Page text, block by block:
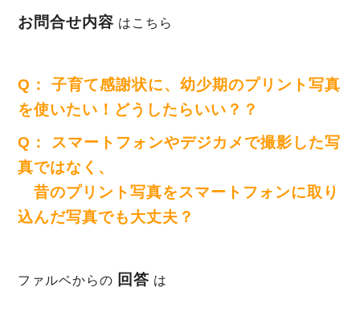
お問合せ内容 はこちら
Q： 子育て感謝状に、幼少期のプリント写真
を使いたい！どうしたらいい？？
Q： スマートフォンやデジカメで撮影した写
真ではなく、
昔のプリント写真をスマートフォンに取り
込んだ写真でも大丈夫？
ファルベからの 回答 は